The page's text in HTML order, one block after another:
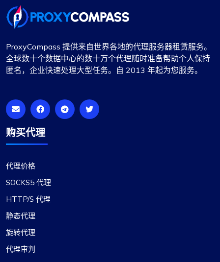
我以前使用 fineproxy.de，习惯了一定级别的服
借其增强的功能和强大的支持系统超出了我的预
期。
伊莎贝拉·麦克莱伦
的服务和广泛的选择让我感到惊喜。他们的代理可
靠且高效，可以满足我的开发需求。祝您的业务成
功和发展！
ProxyCompass 提供来自世界各地的代理服务器租赁服务。
全球数十个数据中心的数十万个代理随时准备帮助个人保持
匿名，企业快速处理大型任务。自 2013 年起为您服务。
购买代理
代理价格
SOCKS5 代理
HTTP/S 代理
静态代理
旋转代理
代理审判